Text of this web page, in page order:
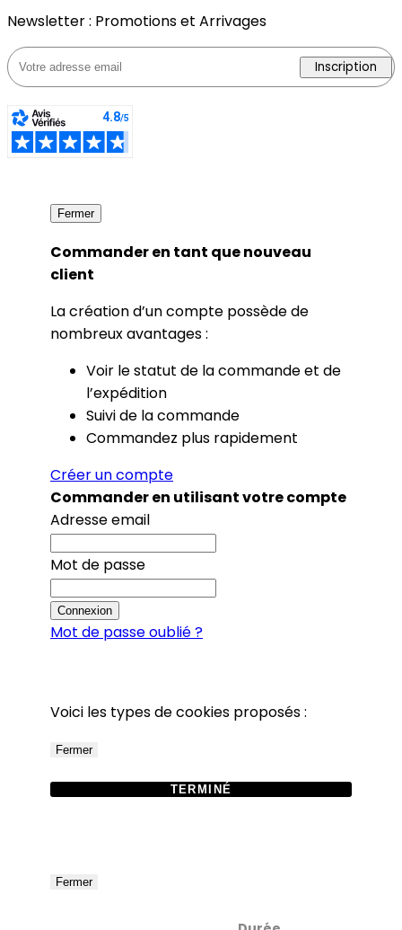
Newsletter : Promotions et Arrivages
Inscription
Fermer
Commander en tant que nouveau
client
La création d’un compte possède de
nombreux avantages :
Voir le statut de la commande et de
l’expédition
Suivi de la commande
Commandez plus rapidement
Créer un compte
Commander en utilisant votre compte
Adresse email
Mot de passe
Connexion
Mot de passe oublié ?
Voici les types de cookies proposés :
Fermer
TERMINÉ
Fermer